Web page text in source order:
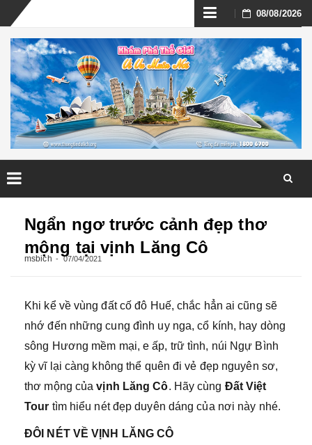
Skip
to
content
08/08/2026
Ngẩn ngơ trước cảnh đẹp thơ
mộng tại vịnh Lăng Cô
msbich 07/04/2021
Khi kể về vùng đất cố đô Huế, chắc hẳn ai cũng sẽ
nhớ đến những cung đình uy nga, cổ kính, hay dòng
sông Hương mềm mại, e ấp, trữ tình, núi Ngự Bình
kỳ vĩ lại càng không thể quên đi vẻ đẹp nguyên sơ,
thơ mộng của vịnh Lăng Cô. Hãy cùng Đất Việt
Tour tìm hiểu nét đẹp duyên dáng của nơi này nhé.
ĐÔI NÉT VỀ VỊNH LĂNG CÔ